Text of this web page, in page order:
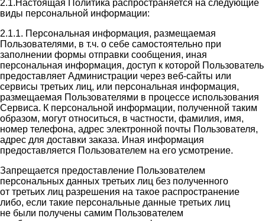
2.1.Настоящая Политика распространяется на следующие
виды персональной информации:
2.1.1. Персональная информация, размещаемая
Пользователями, в т.ч. о себе самостоятельно при
заполнении формы отправки сообщения, иная
персональная информация, доступ к которой Пользователь
предоставляет Администрации через веб-сайты или
сервисы третьих лиц, или персональная информация,
размещаемая Пользователями в процессе использования
Сервиса. К персональной информации, полученной таким
образом, могут относиться, в частности, фамилия, имя,
номер телефона, адрес электронной почты Пользователя,
адрес для доставки заказа. Иная информация
предоставляется Пользователем на его усмотрение.
Запрещается предоставление Пользователем
персональных данных третьих лиц без полученного
от третьих лиц разрешения на такое распространение
либо, если такие персональные данные третьих лиц
не были получены самим Пользователем